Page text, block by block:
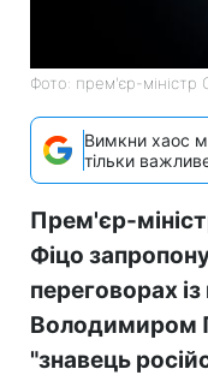
Фото: прем'єр-міністр
Вимкни хаос
тільки
Прем'єр-
Фіцо
переговорах
Володимиром
"знавець